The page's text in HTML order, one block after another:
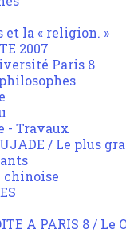
et la « religion. »
2007
Paris 8
- Travaux
/ Le plus
chinoise
A PARIS 8 / Le